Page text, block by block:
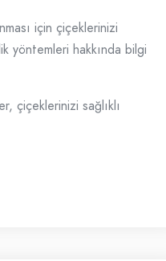
için çiçeklerinizi
yöntemleri hakkında bilgi
çiçeklerinizi sağlıklı